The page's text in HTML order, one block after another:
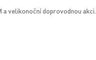
a velikonoční doprovodnou akci.